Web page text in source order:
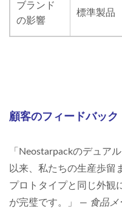
ブランド
の影響
標準製品
顧客のフィードバック
「Neostarpackのデュア
以来、私たちの生産歩留
プロトタイプと同じ外観
が完璧です。」 — 食品